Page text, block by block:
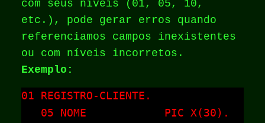
com seus níveis (01, 05, 10,
etc.), pode gerar erros quando
referenciamos campos inexistentes
ou com níveis incorretos.
Exemplo:
01 REGISTRO-CLIENTE.
   05 NOME            PIC X(30).